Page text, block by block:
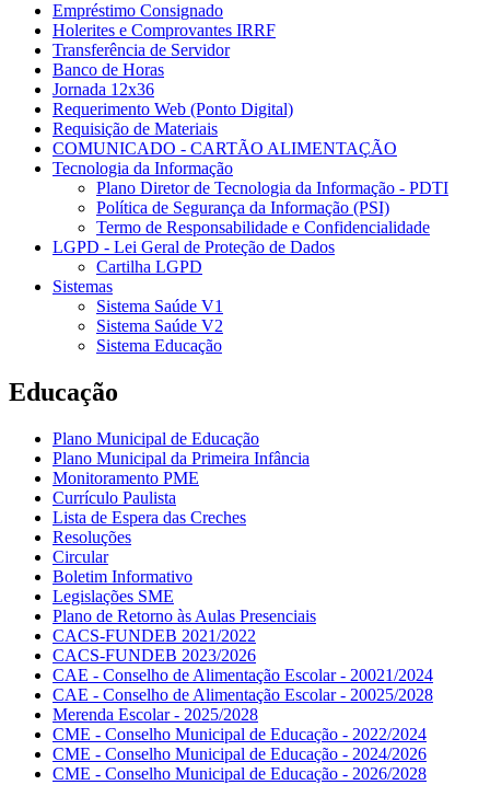
Empréstimo Consignado
Holerites e Comprovantes IRRF
Transferência de Servidor
Banco de Horas
Jornada 12x36
Requerimento Web (Ponto Digital)
Requisição de Materiais
COMUNICADO - CARTÃO ALIMENTAÇÃO
Tecnologia da Informação
Plano Diretor de Tecnologia da Informação - PDTI
Política de Segurança da Informação (PSI)
Termo de Responsabilidade e Confidencialidade
LGPD - Lei Geral de Proteção de Dados
Cartilha LGPD
Sistemas
Sistema Saúde V1
Sistema Saúde V2
Sistema Educação
Educação
Plano Municipal de Educação
Plano Municipal da Primeira Infância
Monitoramento PME
Currículo Paulista
Lista de Espera das Creches
Resoluções
Circular
Boletim Informativo
Legislações SME
Plano de Retorno às Aulas Presenciais
CACS-FUNDEB 2021/2022
CACS-FUNDEB 2023/2026
CAE - Conselho de Alimentação Escolar - 20021/2024
CAE - Conselho de Alimentação Escolar - 20025/2028
Merenda Escolar - 2025/2028
CME - Conselho Municipal de Educação - 2022/2024
CME - Conselho Municipal de Educação - 2024/2026
CME - Conselho Municipal de Educação - 2026/2028